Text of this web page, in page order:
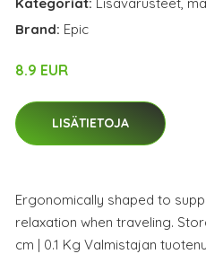
Brand: Epic
8.9 EUR
LISÄTIETOJA
Ergonomically shaped to
relaxation when traveling.
cm | 0.1 Kg Valmistajan